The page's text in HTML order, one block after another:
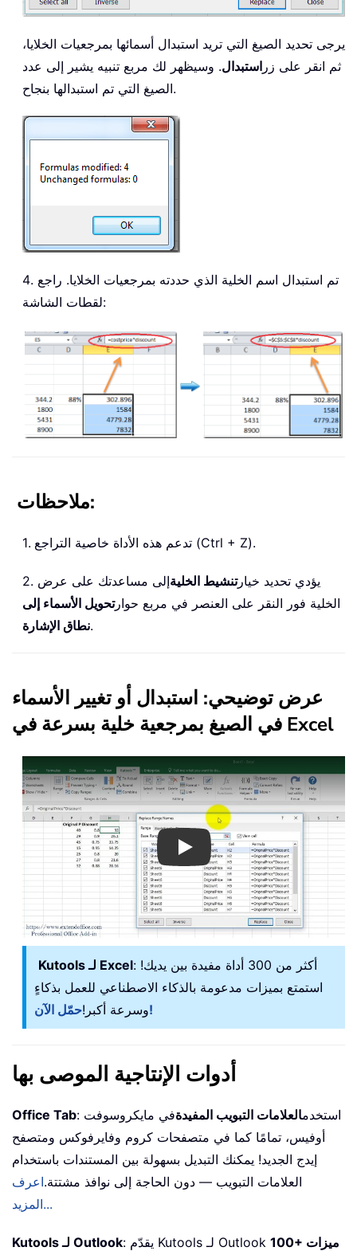
يرجى تحديد الصيغ التي تريد استبدال أسمائها بمرجعيات الخلايا،
ثم انقر على زر استبدال. وسيظهر لك مربع تنبيه يشير إلى عدد
الصيغ التي تم استبدالها بنجاح.
4. تم استبدال اسم الخلية الذي حددته بمرجعيات الخلايا. راجع
لقطات الشاشة:
ملاحظات:
1. تدعم هذه الأداة خاصية التراجع (Ctrl + Z).
2. يؤدي تحديد خيارتنشيط الخليةإلى مساعدتك على عرض
الخلية فور النقر على العنصر في مربع حوارتحويل الأسماء إلى
نطاق الإشارة.
عرض توضيحي: استبدال أو تغيير الأسماء
في الصيغ بمرجعية خلية بسرعة في Excel
Play
Kutools لـ Excel: أكثر من 300 أداة مفيدة بين يديك!
استمتع بميزات مدعومة بالذكاء الاصطناعي للعمل بذكاءٍ
وسرعة أكبر!حمّل الآن!
أدوات الإنتاجية الموصى بها
Office Tab : استخدمالعلامات التبويب المفيدةفي مايكروسوفت
أوفيس، تمامًا كما في متصفحات كروم وفايرفوكس ومتصفح
إيدج الجديد! يمكنك التبديل بسهولة بين المستندات باستخدام
العلامات التبويب — دون الحاجة إلى نوافذ مشتتة.اعرف
المزيد...
Kutools لـ Outlook : يقدّم Kutools لـ Outlook 100+ ميزات